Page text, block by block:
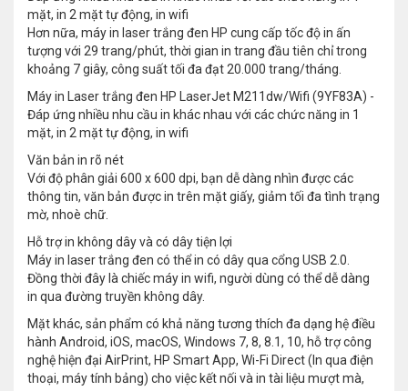
mặt, in 2 mặt tự động, in wifi
Hơn nữa, máy in laser trắng đen HP cung cấp tốc độ in ấn
tượng với 29 trang/phút, thời gian in trang đầu tiên chỉ trong
khoảng 7 giây, công suất tối đa đạt 20.000 trang/tháng.
Máy in Laser trắng đen HP LaserJet M211dw/Wifi (9YF83A) -
Đáp ứng nhiều nhu cầu in khác nhau với các chức năng in 1
mặt, in 2 mặt tự động, in wifi
Văn bản in rõ nét
Với độ phân giải 600 x 600 dpi, bạn dễ dàng nhìn được các
thông tin, văn bản được in trên mặt giấy, giảm tối đa tình trạng
mờ, nhoè chữ.
Hỗ trợ in không dây và có dây tiện lợi
Máy in laser trắng đen có thể in có dây qua cổng USB 2.0.
Đồng thời đây là chiếc máy in wifi, người dùng có thể dễ dàng
in qua đường truyền không dây.
Mặt khác, sản phẩm có khả năng tương thích đa dạng hệ điều
hành Android, iOS, macOS, Windows 7, 8, 8.1, 10, hỗ trợ công
nghệ hiện đại AirPrint, HP Smart App, Wi-Fi Direct (In qua điện
thoại, máy tính bảng) cho việc kết nối và in tài liệu mượt mà,